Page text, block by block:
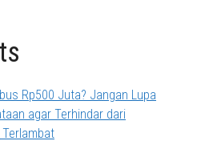
Rp500 Juta? Jangan Lupa
agar Terhindar dari